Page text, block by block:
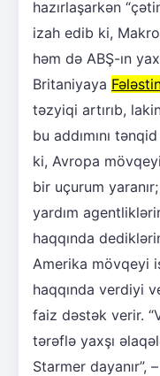
hazırlaşarkən
izah edib ki,
həm də ABŞ-ın
Britaniyaya
təzyiqi artırıb,
bu addımını
ki, Avropa
bir uçurum
yardım
haqqında
Amerika mövqeyi
haqqında verdiyi
faiz dəstək verir.
tərəflə yaxşı
Starmer dayanır”,